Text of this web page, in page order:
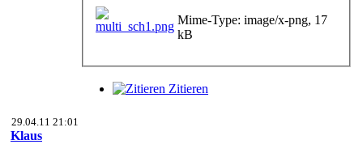
Mime-Type: image/x-png, 17
kB
Zitieren
29.04.11 21:01
Klaus